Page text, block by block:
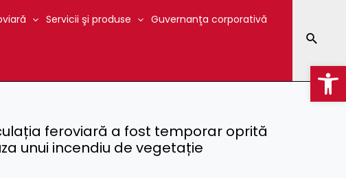
Servicii şi produse Guvernanţa corporativă
feroviară a fost temporar oprită
unui incendiu de vegetație